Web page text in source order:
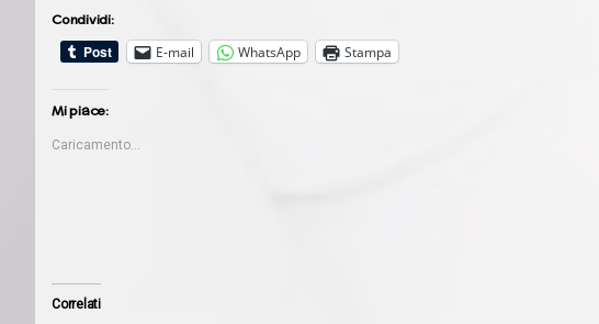
Condividi:
E-mail
WhatsApp Stampa
Mi piace:
Caricamento...
Correlati